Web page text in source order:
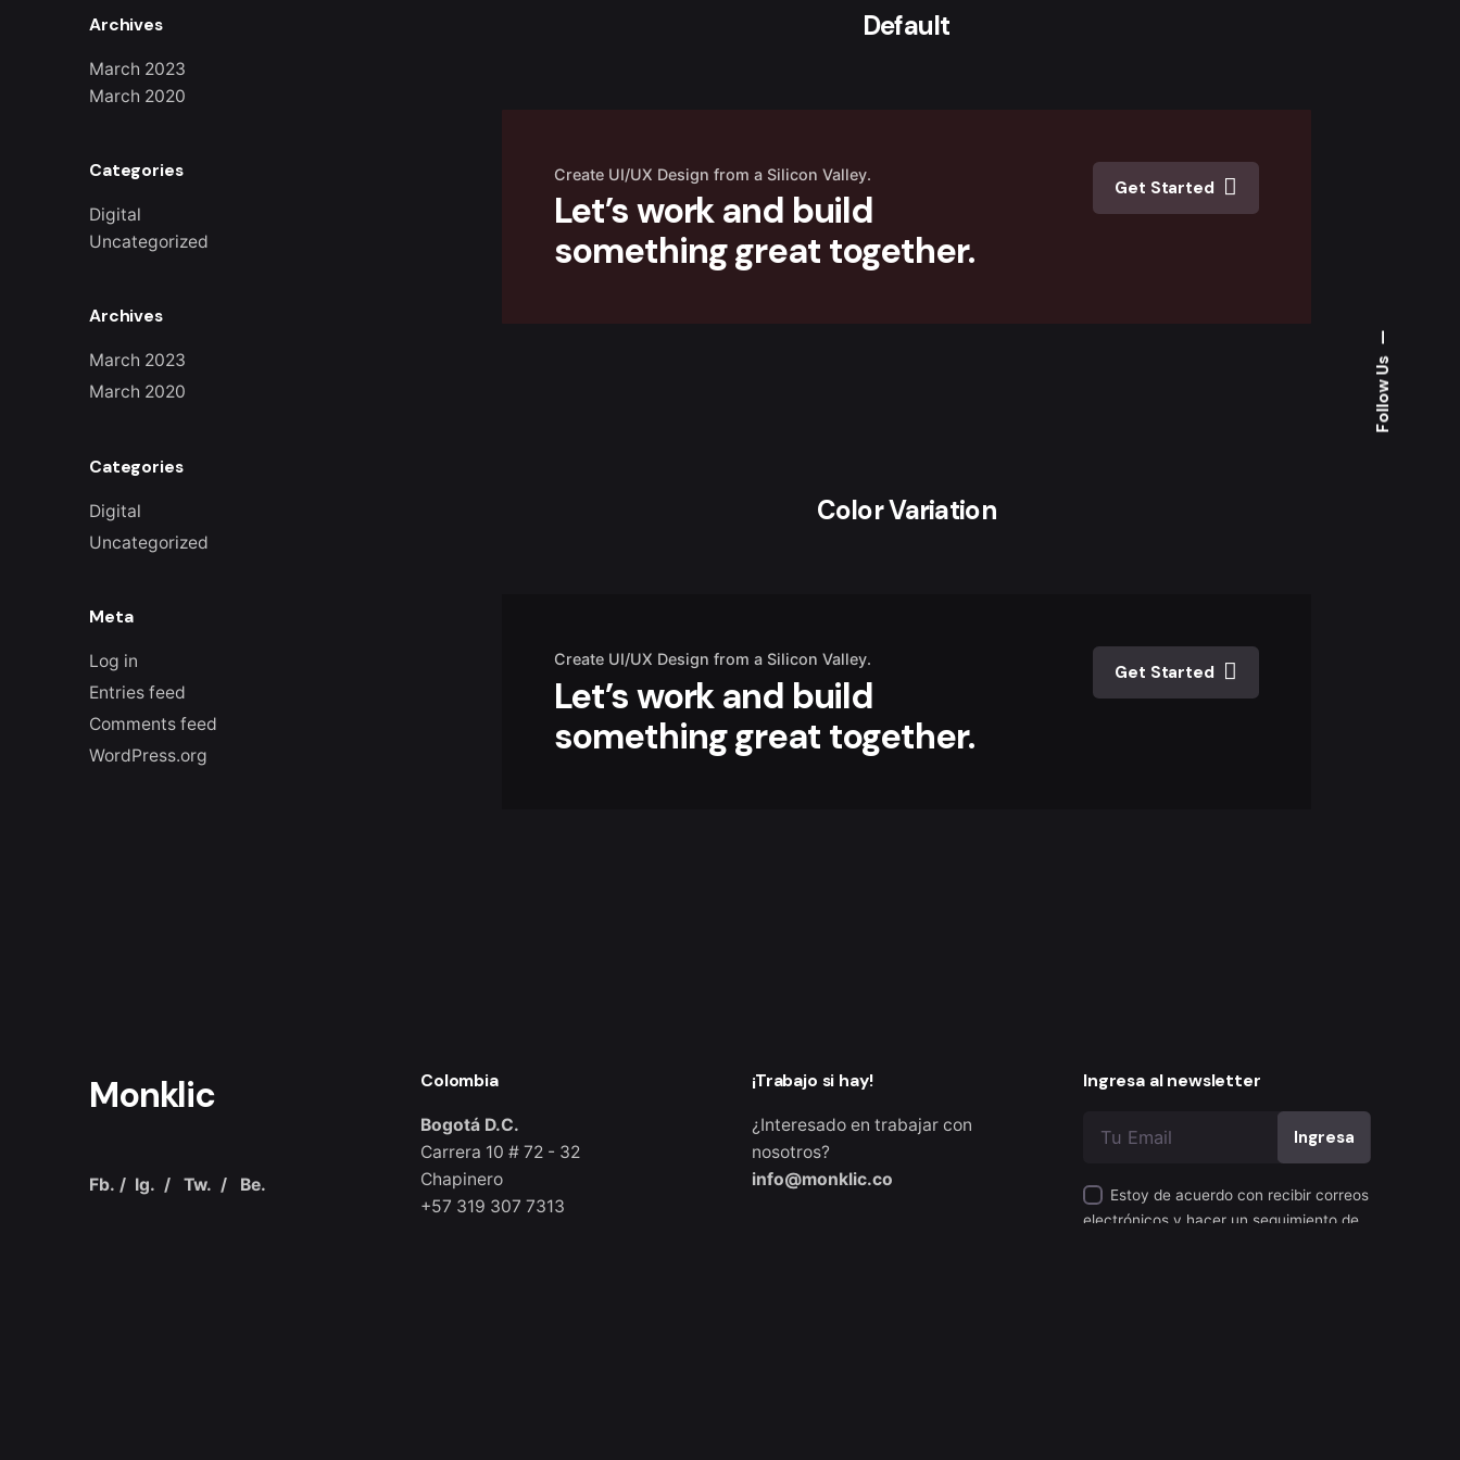
Follow Us
Archives
March 2023
March 2020
Categories
Digital
Uncategorized
Archives
March 2023
March 2020
Categories
Digital
Uncategorized
Meta
Log in
Entries feed
Comments feed
WordPress.org
Default
Create UI/UX Design from a Silicon Valley.
Let’s work and build
something great together.
Get Started
Color Variation
Create UI/UX Design from a Silicon Valley.
Let’s work and build
something great together.
Get Started
Monklic
Fb. / Ig. / Tw. / Be.
Colombia
Bogotá D.C.
Carrera 10 # 72 - 32
Chapinero
+57 319 307 7313
¡Trabajo si hay!
¿Interesado en trabajar con
nosotros?
info@monklic.co
Ingresa al newsletter
Estoy de acuerdo con recibir correos
electrónicos y hacer un seguimiento de